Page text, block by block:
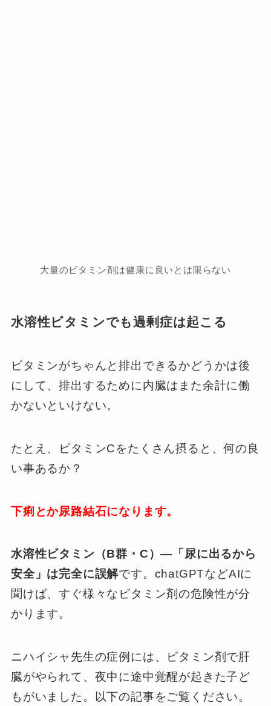
大量のビタミン剤は健康に良いとは限らない
水溶性ビタミンでも過剰症は起こる
ビタミンがちゃんと排出できるかどうかは後
にして、排出するために内臓はまた余計に働
かないといけない。
たとえ、ビタミンCをたくさん摂ると、何の良
い事あるか？
下痢とか尿路結石になります。
水溶性ビタミン（B群・C）—「尿に出るから
安全」は完全に誤解です。chatGPTなどAIに
聞けば、すぐ様々なビタミン剤の危険性が分
かります。
ニハイシャ先生の症例には、ビタミン剤で肝
臓がやられて、夜中に途中覚醒が起きた子ど
もがいました。以下の記事をご覧ください。